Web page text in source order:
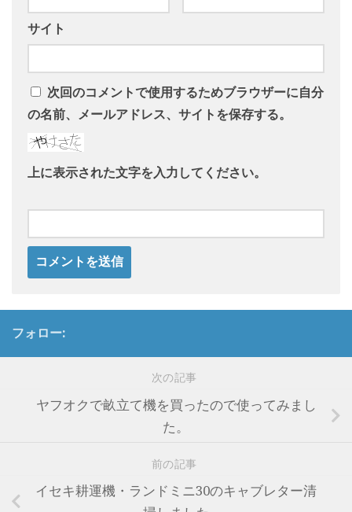
サイト
次回のコメントで使用するためブラウザーに自分
の名前、メールアドレス、サイトを保存する。
上に表示された文字を入力してください。
フォロー:
次の記事
ヤフオクで畝立て機を買ったので使ってみまし
た。
前の記事
イセキ耕運機・ランドミニ30のキャブレター清